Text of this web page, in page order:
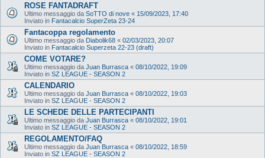
ROSE FANTADRAFT
Ultimo messaggio da SoTTO di nove « 15/09/2023, 17:40
Inviato in Fantacalcio SuperZeta 23-24
Fantacoppa regolamento
Ultimo messaggio da Diabolik68 « 02/03/2023, 20:07
Inviato in Fantacalcio Superzeta 22-23 (draft)
COME VOTARE?
Ultimo messaggio da Juan Burrasca « 08/10/2022, 19:09
Inviato in SZ LEAGUE - SEASON 2
CALENDARIO
Ultimo messaggio da Juan Burrasca « 08/10/2022, 19:03
Inviato in SZ LEAGUE - SEASON 2
LE SCHEDE DELLE PARTECIPANTI
Ultimo messaggio da Juan Burrasca « 08/10/2022, 19:01
Inviato in SZ LEAGUE - SEASON 2
REGOLAMENTO/FAQ
Ultimo messaggio da Juan Burrasca « 08/10/2022, 18:59
Inviato in SZ LEAGUE - SEASON 2